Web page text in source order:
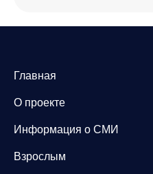
Главная
О проекте
Информация о СМИ
Взрослым